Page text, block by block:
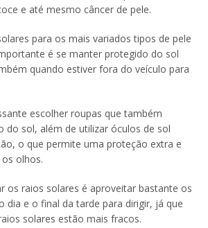
e até mesmo câncer de pele.
para os mais variados tipos de pele
é se manter protegido do sol
quando estiver fora do veículo para
escolher roupas que também
do sol, além de utilizar óculos de sol
o que permite uma proteção extra e
olhos.
os raios solares é aproveitar bastante os
dia e o final da tarde para dirigir, já que
solares estão mais fracos.